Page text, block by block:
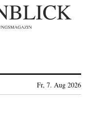
Fr, 7. Aug 2026